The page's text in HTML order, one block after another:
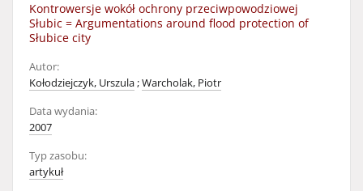
Kontrowersje wokół ochrony przeciwpowodziowej
Słubic = Argumentations around flood protection of
Słubice city
Autor:
Kołodziejczyk, Urszula;Warcholak, Piotr
Data wydania:
2007
Typ zasobu:
artykuł